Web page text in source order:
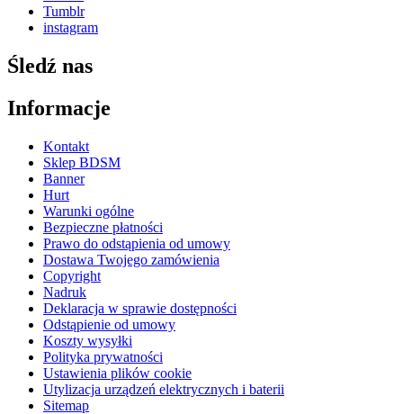
Tumblr
instagram
Śledź nas
Informacje
Kontakt
Sklep BDSM
Banner
Hurt
Warunki ogólne
Bezpieczne płatności
Prawo do odstąpienia od umowy
Dostawa Twojego zamówienia
Copyright
Nadruk
Deklaracja w sprawie dostępności
Odstąpienie od umowy
Koszty wysyłki
Polityka prywatności
Ustawienia plików cookie
Utylizacja urządzeń elektrycznych i baterii
Sitemap